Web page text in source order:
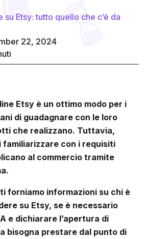
su Etsy: tutto quello che c’è da
22, 2024
Etsy è un ottimo modo per i
di guadagnare con le loro
che realizzano. Tuttavia,
con i requisiti
al commercio tramite
forniamo informazioni su chi è
su Etsy, se è necessario
e dichiarare l’apertura di
bisogna prestare dal punto di